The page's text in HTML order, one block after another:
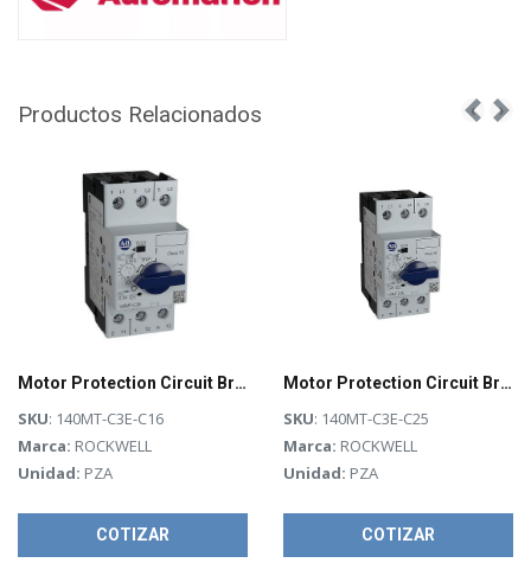
Productos Relacionados ‹ ›
Motor Protection Circuit Breaker - 140MT-C3E-C16
SKU: 140MT-C3E-C16
Marca: ROCKWELL
Unidad: PZA
COTIZAR
Motor Protection Circuit Breaker
SKU: 140MT-C3E-C25
Marca: ROCKWELL
Unidad: PZA
COTIZAR